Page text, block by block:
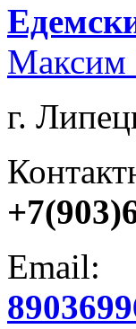
Максим
г.
Email: